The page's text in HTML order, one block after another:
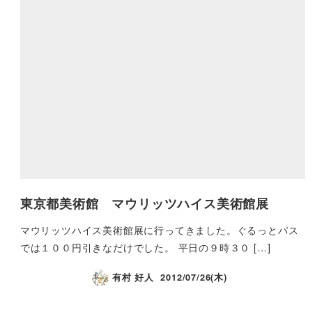
東京都美術館 マウリッツハイス美術館展
マウリッツハイス美術館展に行ってきました。ぐるっとパス
では１００円引きなだけでした。 平日の９時３０ […]
有村 好人 2012/07/26(木)